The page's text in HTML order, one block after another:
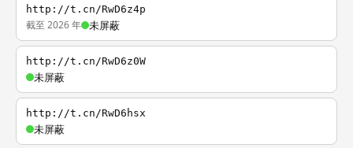
http://t.cn/RwD6z4p
截至 2026 年 未屏蔽
http://t.cn/RwD6z0W
未屏蔽
http://t.cn/RwD6hsx
未屏蔽